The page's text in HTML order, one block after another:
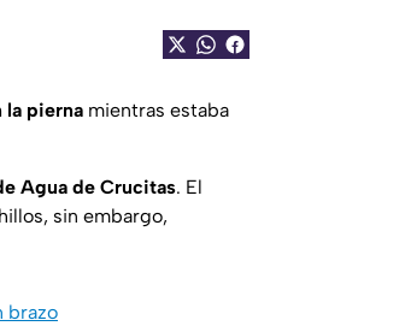
la pierna mientras estaba
Agua de Crucitas. El
sin embargo,
brazo